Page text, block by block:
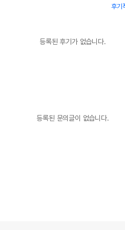
후기
등록된 후기가 없습니다.
등록된 문의글이 없습니다.